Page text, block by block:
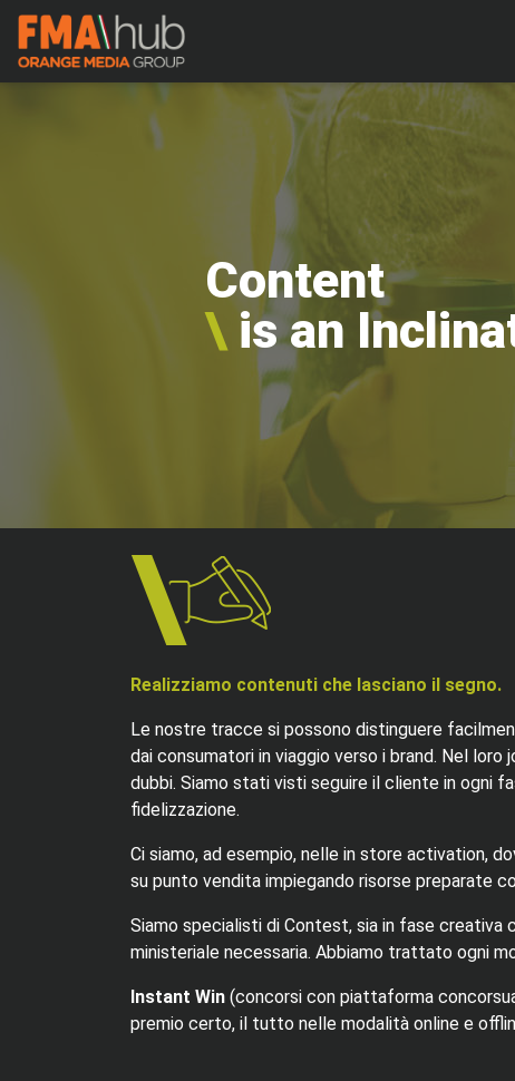
Content
\is an
Realizziamo contenuti che lasciano il segno.
Le nostre tracce si possono distinguere
dai consumatori in viaggio verso i brand. Nel loro
dubbi. Siamo stati visti seguire il cliente in ogni
fidelizzazione.
Ci siamo, ad esempio, nelle in store activation,
su punto vendita impiegando risorse preparate
Siamo specialisti di Contest, sia in fase creativa
ministeriale necessaria. Abbiamo trattato ogni
Instant Win (concorsi con piattaforma
premio certo, il tutto nelle modalità online e